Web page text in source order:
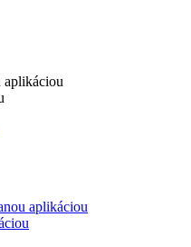
aplikáciou
aplikáciou